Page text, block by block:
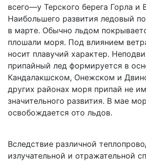
всего—у Терского берега Горла и
Наибольшего развития ледовый
в марте. Обычно льдом
плошали моря. Под влиянием
носит плавучий характер.
припайный лед формируется в
Кандалакшском, Онежском и
других районах моря припай не
значительного развития. В мае
освобождается ото льдов.
Вследствие различной
излучательной и отражательной